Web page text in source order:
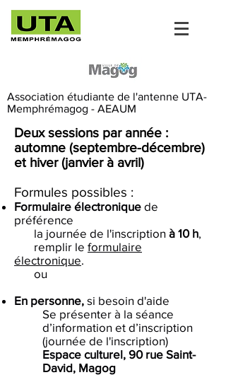
Association étudiante de l'antenne UTA-
Memphrémagog - AEAUM
Deux sessions par année :
automne (septembre-décembre)
et hiver(janvier à avril)
Formules possibles :
Formulaire électronique de
préférence
la journée de l'inscription à 10 h,
remplir le formulaire
électronique.
ou
En personne, si besoin d'aide
Se présenter à la séance
d’information et d’inscription
(journée de l'inscription)
Espace culturel, 90 rue Saint-
David, Magog